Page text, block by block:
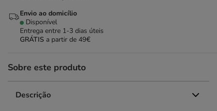
Envio ao domicílio
Disponível
Entrega entre 1-3 dias úteis
GRÁTIS a partir de 49€
Sobre este produto
Descrição